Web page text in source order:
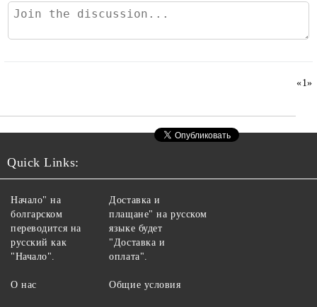
«1»
Quick Links:
Начало" на
болгарском
переводится на
русский как
"Начало".
О нас
Доставка и
плащане" на русском
языке будет
"Доставка и
оплата".
Общие условия